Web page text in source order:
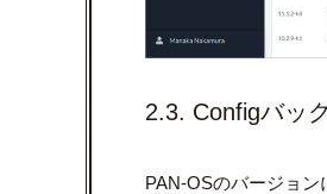
2.3. Configバッ
PAN-OSのバージョン